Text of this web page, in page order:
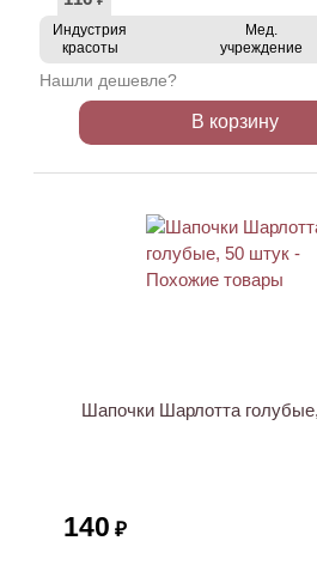
Индустрия
красоты
Мед.
учреждение
Нашли дешевле?
В корзину
Шапочки Шарлотта
140 ₽